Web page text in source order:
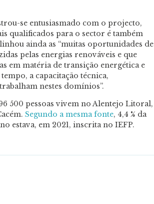
se entusiasmado com o projecto,
qualificados para o sector é também
ainda as “muitas oportunidades de
pelas energias renováveis e que
em matéria de transição energética e
a capacitação técnica,
nestes domínios”.
500 pessoas vivem no Alentejo Litoral,
Segundo a mesma fonte, 4,4 % da
estava, em 2021, inscrita no IEFP.